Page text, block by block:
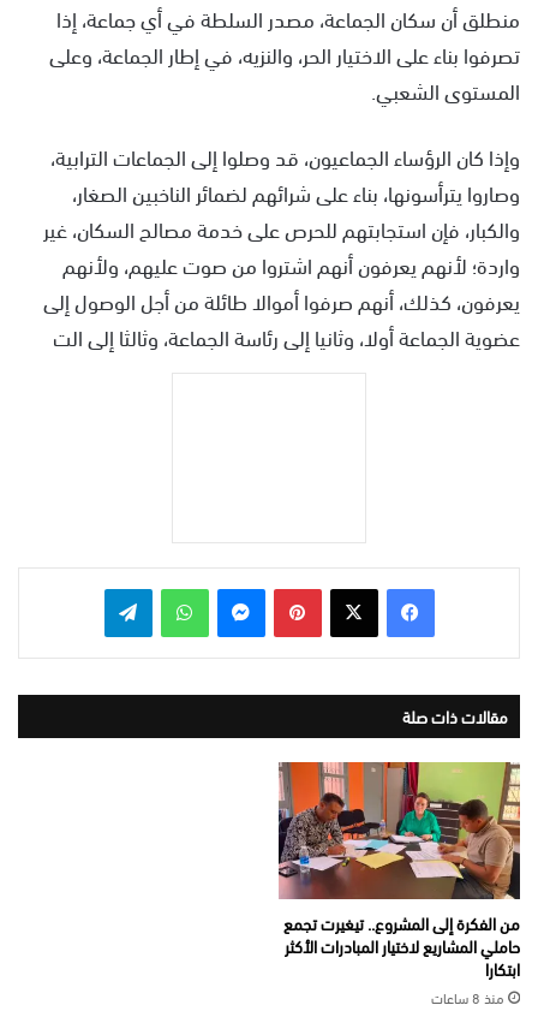
منطلق أن سكان الجماعة، مصدر السلطة في أي جماعة، إذا
تصرفوا بناء على الاختيار الحر، والنزيه، في إطار الجماعة، وعلى
المستوى الشعبي.
وإذا كان الرؤساء الجماعيون، قد وصلوا إلى الجماعات الترابية،
وصاروا يترأسونها، بناء على شرائهم لضمائر الناخبين الصغار،
والكبار، فإن استجابتهم للحرص على خدمة مصالح السكان، غير
واردة؛ لأنهم يعرفون أنهم اشتروا من صوت عليهم، ولأنهم
يعرفون، كذلك، أنهم صرفوا أموالا طائلة من أجل الوصول إلى
عضوية الجماعة أولا، وثانيا إلى رئاسة الجماعة، وثالثا إلى الت
بينتيريست واتساب
مقالات ذات صلة
من الفكرة إلى المشروع.. تيغيرت تجمع
حاملي المشاريع لاختيار المبادرات الأكثر
ابتكارا
منذ 8 ساعات